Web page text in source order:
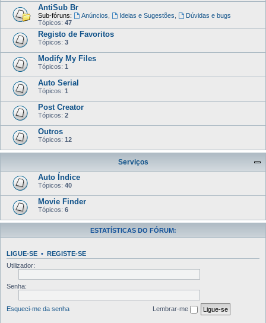
AntiSub Br
Sub-fóruns: Anúncios Ideias e Sugestões
Dúvidas e bugs
Tópicos: 47
Registo de Favoritos
Tópicos: 3
Modify My Files
Tópicos: 1
Auto Serial
Tópicos: 1
Post Creator
Tópicos: 2
Outros
Tópicos: 12
Serviços
Auto Índice
Tópicos: 40
Movie Finder
Tópicos: 6
ESTATÍSTICAS DO FÓRUM:
LIGUE-SE • REGISTE-SE
Utilizador:
Senha:
Esqueci-me da senha Lembrar-me